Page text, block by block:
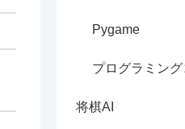
Pygame
プログラミング
将棋AI